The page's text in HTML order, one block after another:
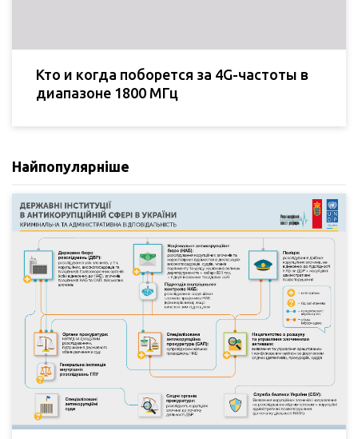
Кто и когда поборется за 4G-частоты в
диапазоне 1800 МГц
Найпопулярніше